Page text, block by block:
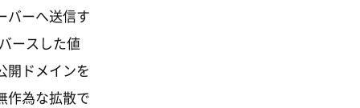
バーへ送信す
ースした値
開ドメインを
作為な拡散で